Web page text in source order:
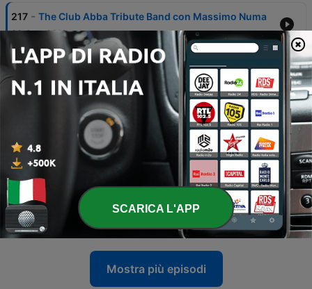
217 - The Club Abba Tribute Band con Massimo Numa
09 Gen 2018
216 - Chiedi chi erano i Beatles
28 Nov 2017
Enzo Messina e Daniele Moretto
214 - Andrea Montalbano canta Pino Daniele con
Orazio Nicoletti al basso (e Riccardino)
10 Gen 2017
213 - Massimo Luca
25 Ott 2016
Mostra più episodi
SCARICA L'APP